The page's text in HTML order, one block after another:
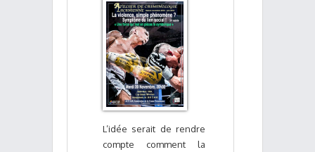
L’idée serait de rendre
compte comment la